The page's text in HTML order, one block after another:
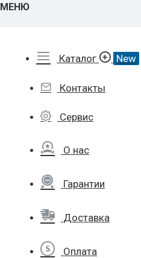
МЕНЮ
Каталог New
Контакты
Сервис
О нас
Гарантии
Доставка
Оплата